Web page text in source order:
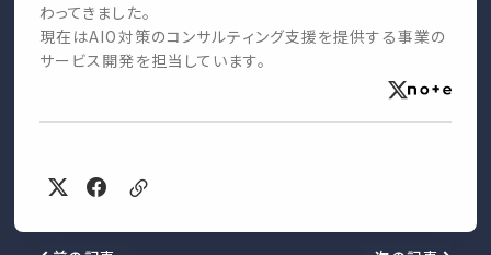
わってきました。
現在はAIO対策のコンサルティング支援を提供する事業の
サービス開発を担当しています。